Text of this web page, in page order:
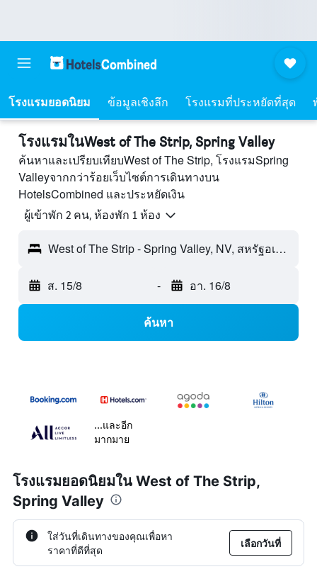
โรงแรมยอดนิยม ข้อมูลเชิงลึก โรงแรมที่ประหยัดที่สุด
โรงแรมในWest of The Strip, Spring Valley
ค้นหาและเปรียบเทียบWest of The Strip, โรงแรมSpring
Valleyจากกว่าร้อยเว็บไซต์การเดินทางบน
HotelsCombined และประหยัดเงิน
ผู้เข้าพัก 2 คน, ห้องพัก 1 ห้อง
West of The Strip - Spring Valley, NV, สหรัฐอเมริกา
ส. 15/8 - อา. 16/8
ค้นหา
...และอีก
มากมาย
โรงแรมยอดนิยมใน West of The Strip,
Spring Valley
ใส่วันที่เดินทางของคุณเพื่อหา
ราคาที่ดีที่สุด
เลือกวันที่